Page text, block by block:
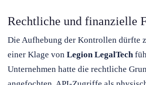
Rechtliche und finanzielle
Die Aufhebung der Kontrollen dürfte
einer Klage von Legion LegalTech
Unternehmen hatte die rechtliche